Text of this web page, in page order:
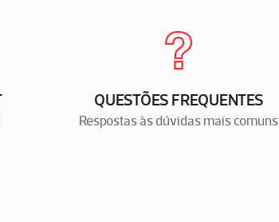
QUESTÕES FREQUENTES
Respostas às dúvidas mais comuns